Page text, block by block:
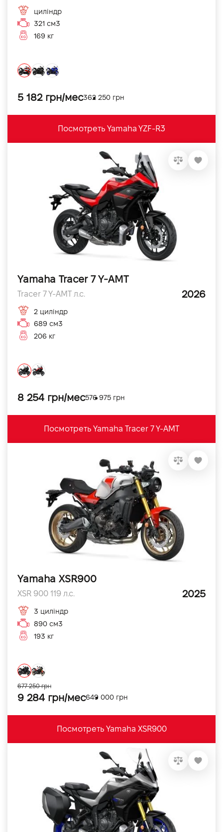
циліндр
321 см3
169 кг
5 182 грн/мес362 250 грн
Посмотреть Yamaha YZF-R3
Yamaha Tracer 7 Y-AMT
Tracer 7 Y-AMT л.с. 2026
2 циліндр
689 см3
206 кг
8 254 грн/мес576 975 грн
Посмотреть Yamaha Tracer 7 Y-AMT
Yamaha XSR900
XSR 900 119 л.с. 2025
3 циліндр
890 см3
193 кг
9 284 грн/мес649 000 грн
677 250 грн
Посмотреть Yamaha XSR900